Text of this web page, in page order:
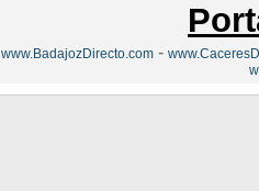
www.BadajozDirecto.com -